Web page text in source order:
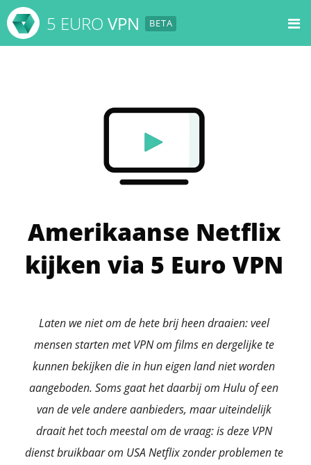
5 EURO VPN
VPN SOFTWARE
No log-beleid
Veilige servers
Auto Killswitch
Snelste VPN
Prijzen
Home
Amerikaanse Netflix
kijken via 5 Euro VPN
Laten we niet om de hete brij heen draaien: veel
mensen starten met VPN om films en dergelijke te
kunnen bekijken die in hun eigen land niet worden
aangeboden. Soms gaat het daarbij om Hulu of een
van de vele andere aanbieders, maar uiteindelijk
draait het toch meestal om de vraag: is deze VPN
dienst bruikbaar om USA Netflix zonder problemen te